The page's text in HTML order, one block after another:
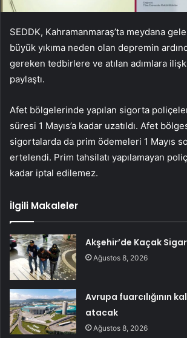
SEDDK, Kahramanmaraş’ta meydana
büyük yıkıma neden olan depremin
gereken tedbirlere ve atılan adımlara
paylaştı.
Afet bölgelerinde yapılan sigorta
süresi 1 Mayıs’a kadar uzatıldı. Afet
sigortalarda da prim ödemeleri 1 Mayıs
ertelendi. Prim tahsilatı yapılamayan
kadar iptal edilemez.
İlgili Makaleler
Akşehir’de Kaçak
Ağustos 8, 2026
Avrupa fuarcılığının
atacak
Ağustos 8, 2026